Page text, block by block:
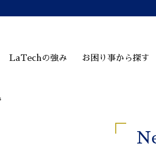
LaTechの強み お困り事から探す